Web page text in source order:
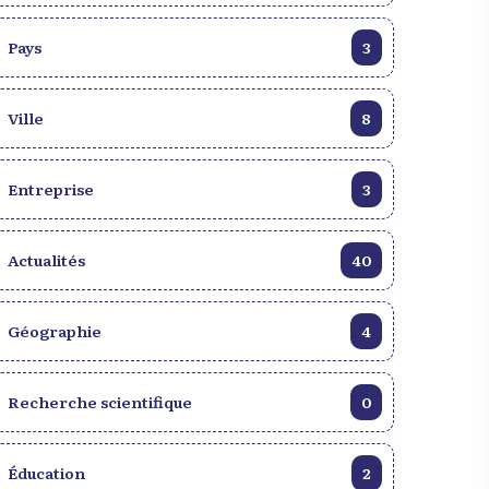
caribéen. Préparez-vous à vivre une
aventure unique et mémorable à Haïti.
Pays 3
Ville 8
Entreprise 3
Actualités 40
Géographie 4
Recherche scientifique 0
Éducation 2